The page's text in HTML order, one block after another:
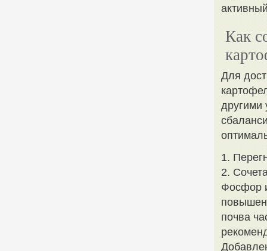
Как
Для
другими
1.
2.
Фосфор
почва